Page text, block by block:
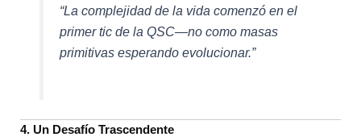
“La complejidad de la vida comenzó en el
primer tic de la QSC—no como masas
primitivas esperando evolucionar.”
4. Un Desafío Trascendente